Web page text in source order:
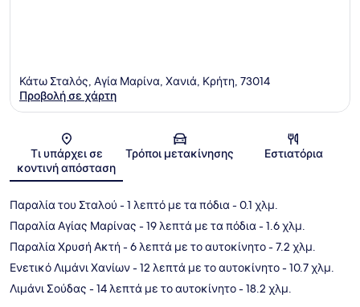
Χάρτης
Κάτω Σταλός, Αγία Μαρίνα, Χανιά, Κρήτη, 73014
Προβολή σε χάρτη
Τι υπάρχει σε
κοντινή απόσταση
Τρόποι μετακίνησης Εστιατόρια
Παραλία του Σταλού - 1 λεπτό με τα πόδια- 0.1 χλμ.
Παραλία Αγίας Μαρίνας - 19 λεπτά με τα πόδια- 1.6 χλμ.
Παραλία Χρυσή Ακτή- 6 λεπτά με το αυτοκίνητο- 7.2 χλμ.
Ενετικό Λιμάνι Χανίων- 12 λεπτά με το αυτοκίνητο- 10.7 χλμ.
Λιμάνι Σούδας - 14 λεπτά με το αυτοκίνητο- 18.2 χλμ.